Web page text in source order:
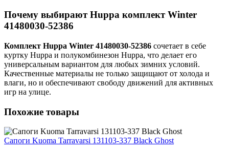
Почему выбирают Huppa комплект Winter
41480030-52386
Комплект Huppa Winter 41480030-52386 сочетает в себе
куртку Huppa и полукомбинезон Huppa, что делает его
универсальным вариантом для любых зимних условий.
Качественные материалы не только защищают от холода и
влаги, но и обеспечивают свободу движений для активных
игр на улице.
Похожие товары
Сапоги Kuoma Tarravarsi 131103-337 Black Ghost